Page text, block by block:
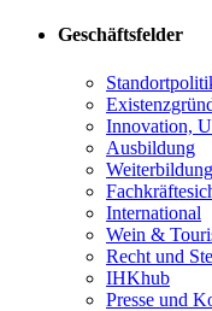
Geschäftsfelder
Innovation,
Ausbildung
Weiterbildung
International
Wein &
Recht und
IHKhub
Presse und